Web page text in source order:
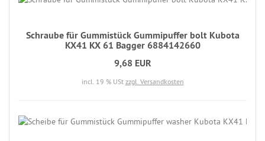
Schraube für Gummistück Gummipuffer bolt Kubota
KX41 KX 61 Bagger 6884142660
9,68 EUR
incl. 19 % USt zzgl. Versandkosten